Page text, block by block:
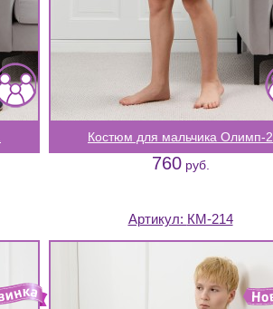
Костюм для мальчика Олимп-2
760руб.
Артикул: КМ-214